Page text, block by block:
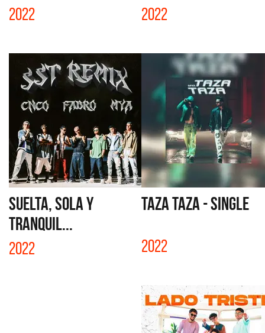
2022 2022
SUELTA, SOLA Y
TRANQUIL...
2022
TAZA TAZA - SINGLE
2022